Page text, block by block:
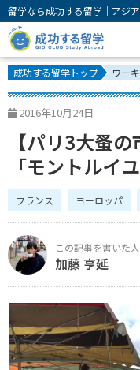
留学なら成功する留学｜アジ
成功する留学トップ ワー
2016年10月24日
【パリ3大蚤
「モントルイ
フランス ヨーロッパ
加藤 亨延